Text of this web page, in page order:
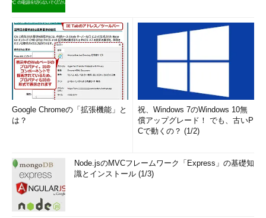
Google Chromeの「拡張機能」と
は？
祝、Windows 7のWindows 10無
償アップグレード！ でも、古いP
Cで動くの？ (1/2)
Node.jsのMVCフレームワーク「Express」の基礎知
識とインストール (1/3)